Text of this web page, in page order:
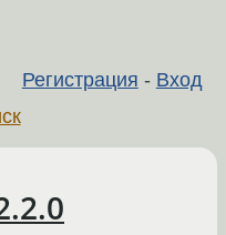
Регистрация - Вход